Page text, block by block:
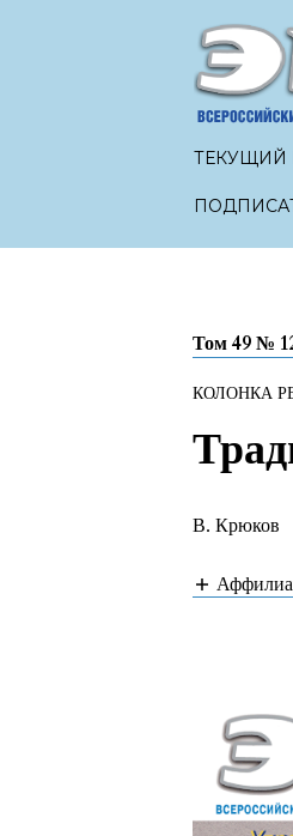
ТЕКУЩИЙ
Том 49 №
КОЛОНКА
В. Крюков